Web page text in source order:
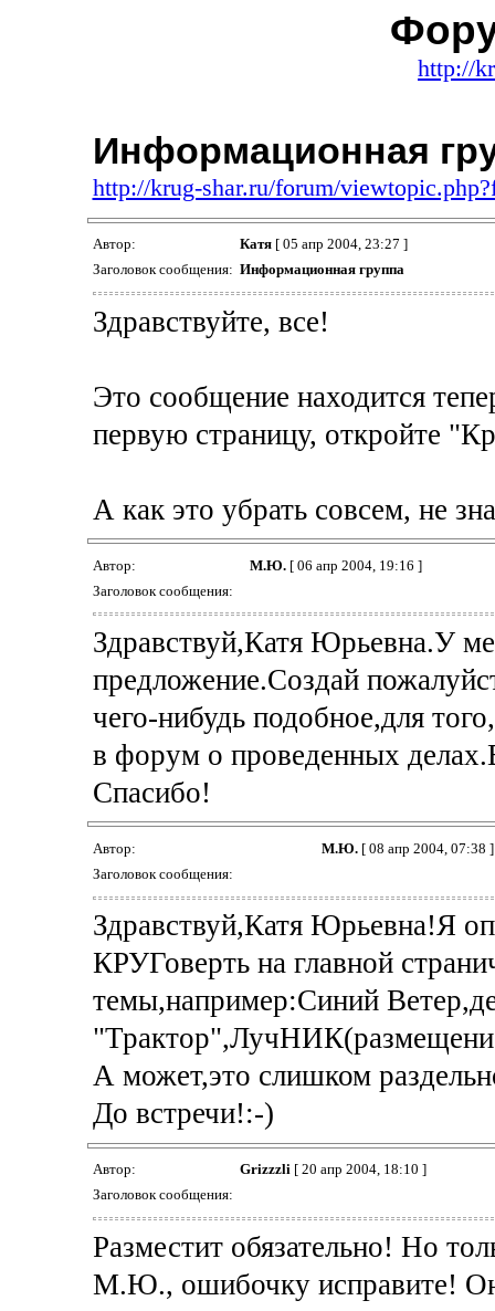
http://
Информационная
http://krug-shar.ru/forum/
Автор: Катя[ 05 апр 2004, 23:27 ]
Заголовок сообщения: Информационная группа
Здравствуйте, все!
Это сообщение находится
первую страницу, откройте
А как это убрать совсем, не
Автор: М.Ю.[ 06 апр 2004, 19:16 ]
Заголовок сообщения:
Здравствуй,Катя Юрьевна.У
предложение.Создай
чего-нибудь подобное,для
в форум о проведенных
Спасибо!
Автор: М.Ю.[ 08 апр 2004, 07:38 ]
Заголовок сообщения:
Здравствуй,Катя Юрьевна!Я
КРУГоверть на главной
темы,например:Синий
А может,это слишком
До встречи!:-)
Автор: Grizzzli[ 20 апр 2004, 18:10 ]
Заголовок сообщения:
Разместит обязательно! Но
М.Ю., ошибочку исправите!